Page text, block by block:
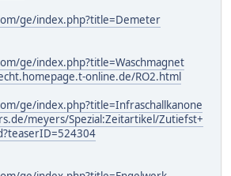
ge/index.php?title=Demeter
ge/index.php?title=Waschmagnet
online.de/RO2.html
ge/index.php?title=Infraschallkanone
meyers/Spezial:Zeitartikel/Zutiefst+